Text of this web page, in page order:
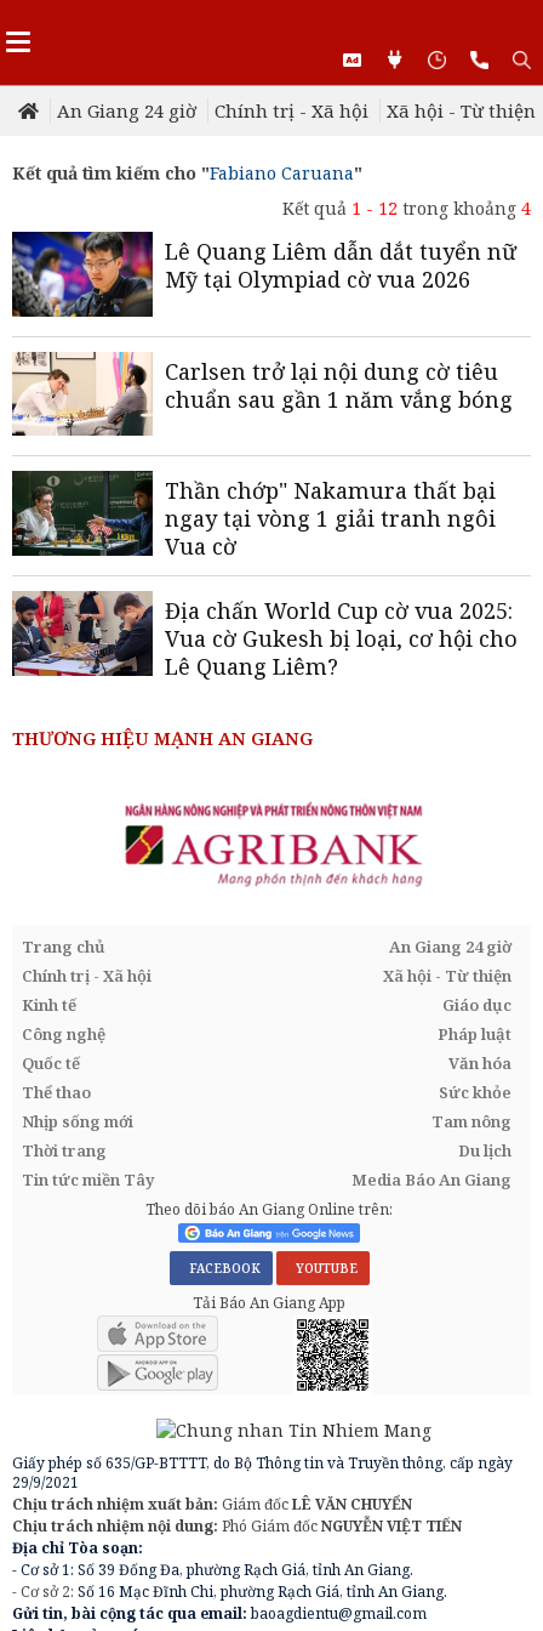
An Giang 24 giờ Chính trị - Xã hội Xã hội - Từ thiện
Kết quả tìm kiếm cho "Fabiano Caruana"
Kết quả 1 - 12 trong khoảng 4
Lê Quang Liêm dẫn dắt tuyển nữ
Mỹ tại Olympiad cờ vua 2026
Carlsen trở lại nội dung cờ tiêu
chuẩn sau gần 1 năm vắng bóng
Thần chớp" Nakamura thất bại
ngay tại vòng 1 giải tranh ngôi
Vua cờ
Địa chấn World Cup cờ vua 2025:
Vua cờ Gukesh bị loại, cơ hội cho
Lê Quang Liêm?
THƯƠNG HIỆU MẠNH AN GIANG
Trang chủ
An Giang 24 giờ
Chính trị - Xã hội
Xã hội - Từ thiện
Kinh tế
Giáo dục
Công nghệ
Pháp luật
Quốc tế
Văn hóa
Thể thao
Sức khỏe
Nhịp sống mới
Tam nông
Thời trang
Du lịch
Tin tức miền Tây
Media Báo An Giang
Theo dõi báo An Giang Online trên:
FACEBOOK YOUTUBE
Tải Báo An Giang App
Giấy phép số 635/GP-BTTTT, do Bộ Thông tin và Truyền thông, cấp ngày
29/9/2021
Chịu trách nhiệm xuất bản: Giám đốcLÊ VĂN CHUYỂN
Chịu trách nhiệm nội dung: Phó Giám đốcNGUYỄN VIỆT TIẾN
Địa chỉ Tòa soạn:
- Cơ sở 1: Số 39 Đống Đa, phường Rạch Giá, tỉnh An Giang.
- Cơ sở 2: Số 16 Mạc Đĩnh Chi, phường Rạch Giá, tỉnh An Giang.
Gửi tin, bài cộng tác qua email:baoagdientu@gmail.com